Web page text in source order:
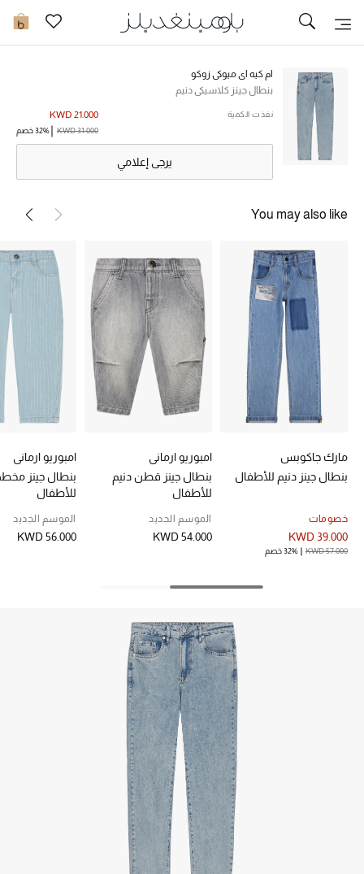
0 تخفيضات
مشاهدة الكل
جديد في الخصومات
مزيد من التخفيضات
الأطفال
مستلزمات المنزل
خصم حتى 70%
تسوقوا الآن
ما وصلنا حديثاً
ما وصلنا حديثاً
ام كيه اي ميوكي زوكو
بنطال جينز كلاسيكي دنيم
نفذت الكمية KWD 21.000
KWD 31.000 32% خصم
يرجى إعلامي
You may also like
مارك جاكوبس
بنطال جينز دنيم للأطفال
خصومات
KWD 39.000
KWD 57.000 32% خصم
امبوريو ارماني
بنطال جينز قطن دنيم
للأطفال
الموسم الجديد
KWD 54.000
امبوريو ارماني
بنطال جينز
للأطفال
الموسم الجديد
KWD 56.000